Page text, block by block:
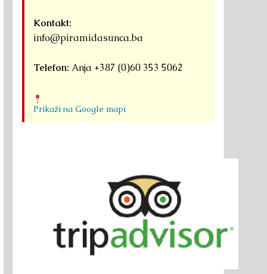
Kontakt:
info@piramidasunca.ba
Telefon: Anja +387 (0)60 353 5062
Prikaži na Google mapi